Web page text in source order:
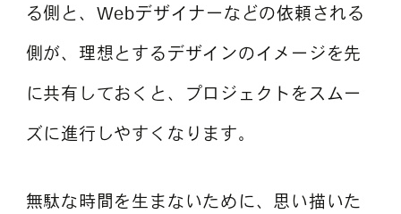
る側と、Webデザイナーなどの依頼される
側が、理想とするデザインのイメージを先
に共有しておくと、プロジェクトをスムー
ズに進行しやすくなります。
無駄な時間を生まないために、思い描いた